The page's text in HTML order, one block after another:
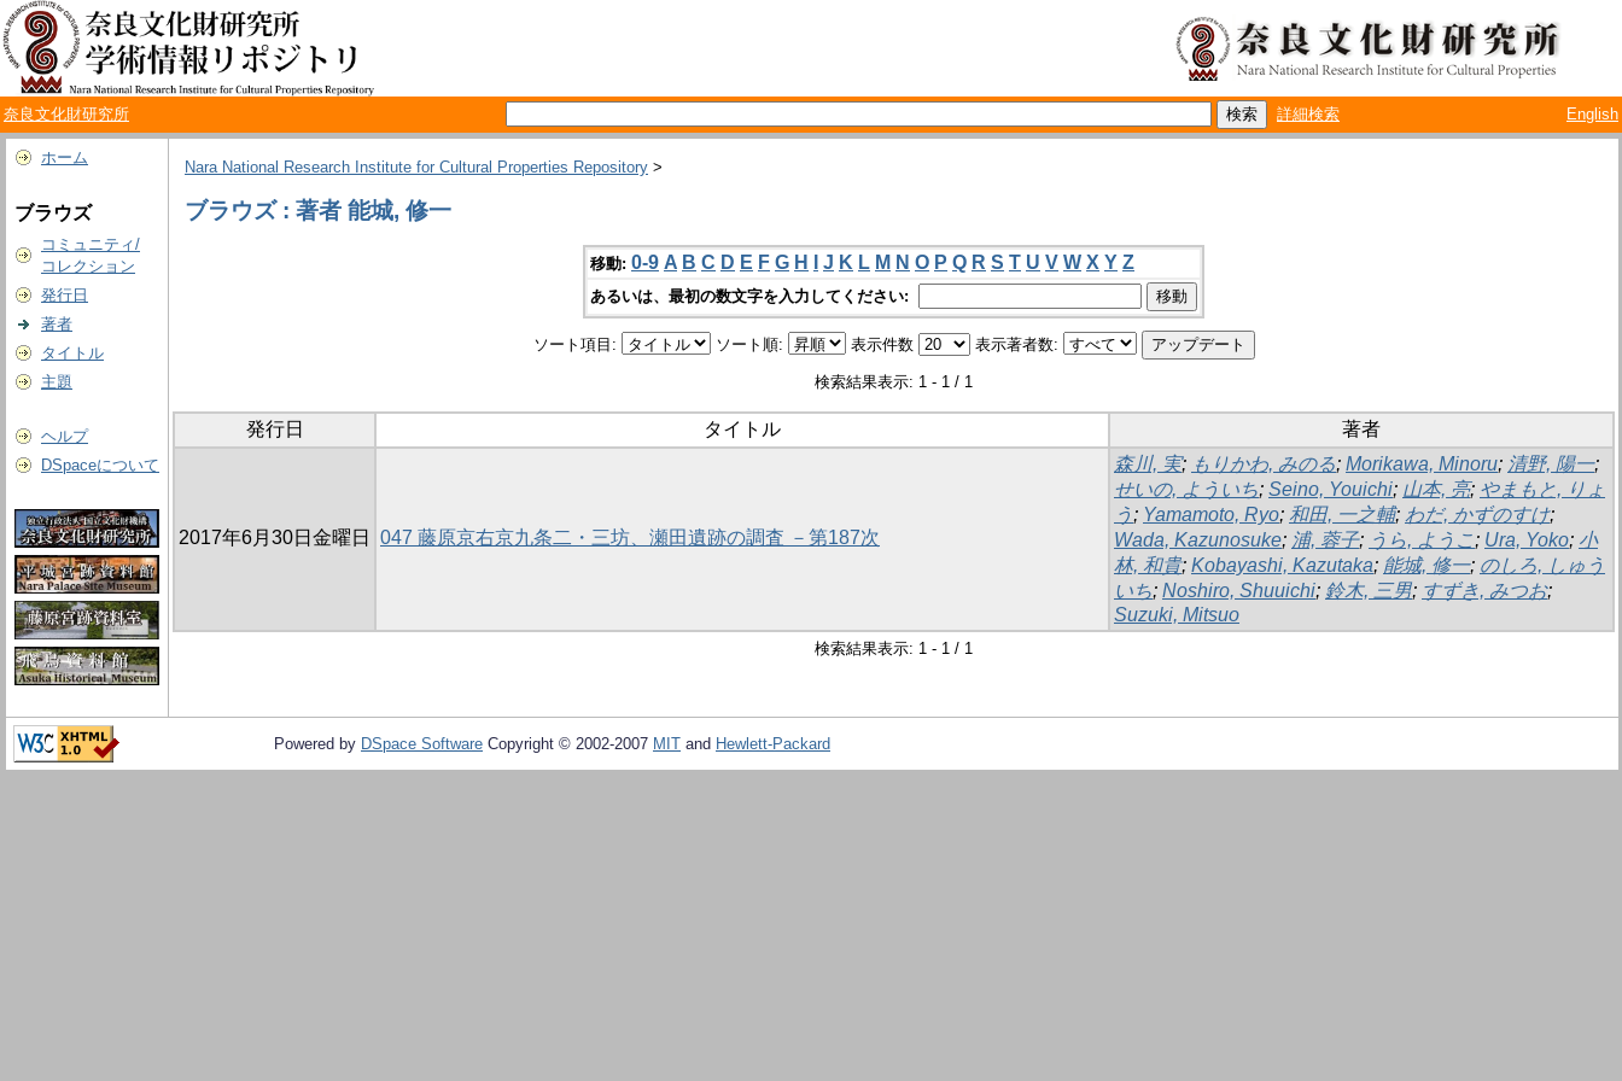
奈良文化財研究所 詳細検索 English
ホーム
ブラウズ
コミュニティ/
コレクション
発行日
著者
タイトル
主題
ヘルプ
DSpaceについて
Nara National Research Institute for Cultural Properties Repository >
ブラウズ : 著者 能城, 修一
移動: 0-9 A B C D E F G H J K L M N O P Q R S T U V W X Y Z
あるいは、最初の数文字を入力してください:
ソート項目: ソート順: 表示件数 表示著者数:
検索結果表示: 1 - 1 / 1
発行日 タイトル 著者
2017年6月30日金曜日 047 藤原京右京九条二・三坊、瀬田遺跡の調査 －第187次
森川, 実; もりかわ, みのる; Morikawa, Minoru; 清野, 陽一;
せいの, よういち; Seino, Youichi; 山本, 亮; やまもと, りょ
う ; Yamamoto, Ryo; 和田, 一之輔; わだ, かずのすけ;
Wada, Kazunosuke; 浦, 蓉子; うら, ようこ; Ura, Yoko; 小
林, 和貴; Kobayashi, Kazutaka; 能城, 修一; のしろ, しゅう
いち; Noshiro, Shuuichi; 鈴木, 三男; すずき, みつお;
Suzuki, Mitsuo
検索結果表示: 1 - 1 / 1
Powered by DSpace Software Copyright © 2002-2007 MIT and Hewlett-Packard